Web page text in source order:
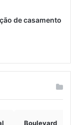
de casamento
Boulevard